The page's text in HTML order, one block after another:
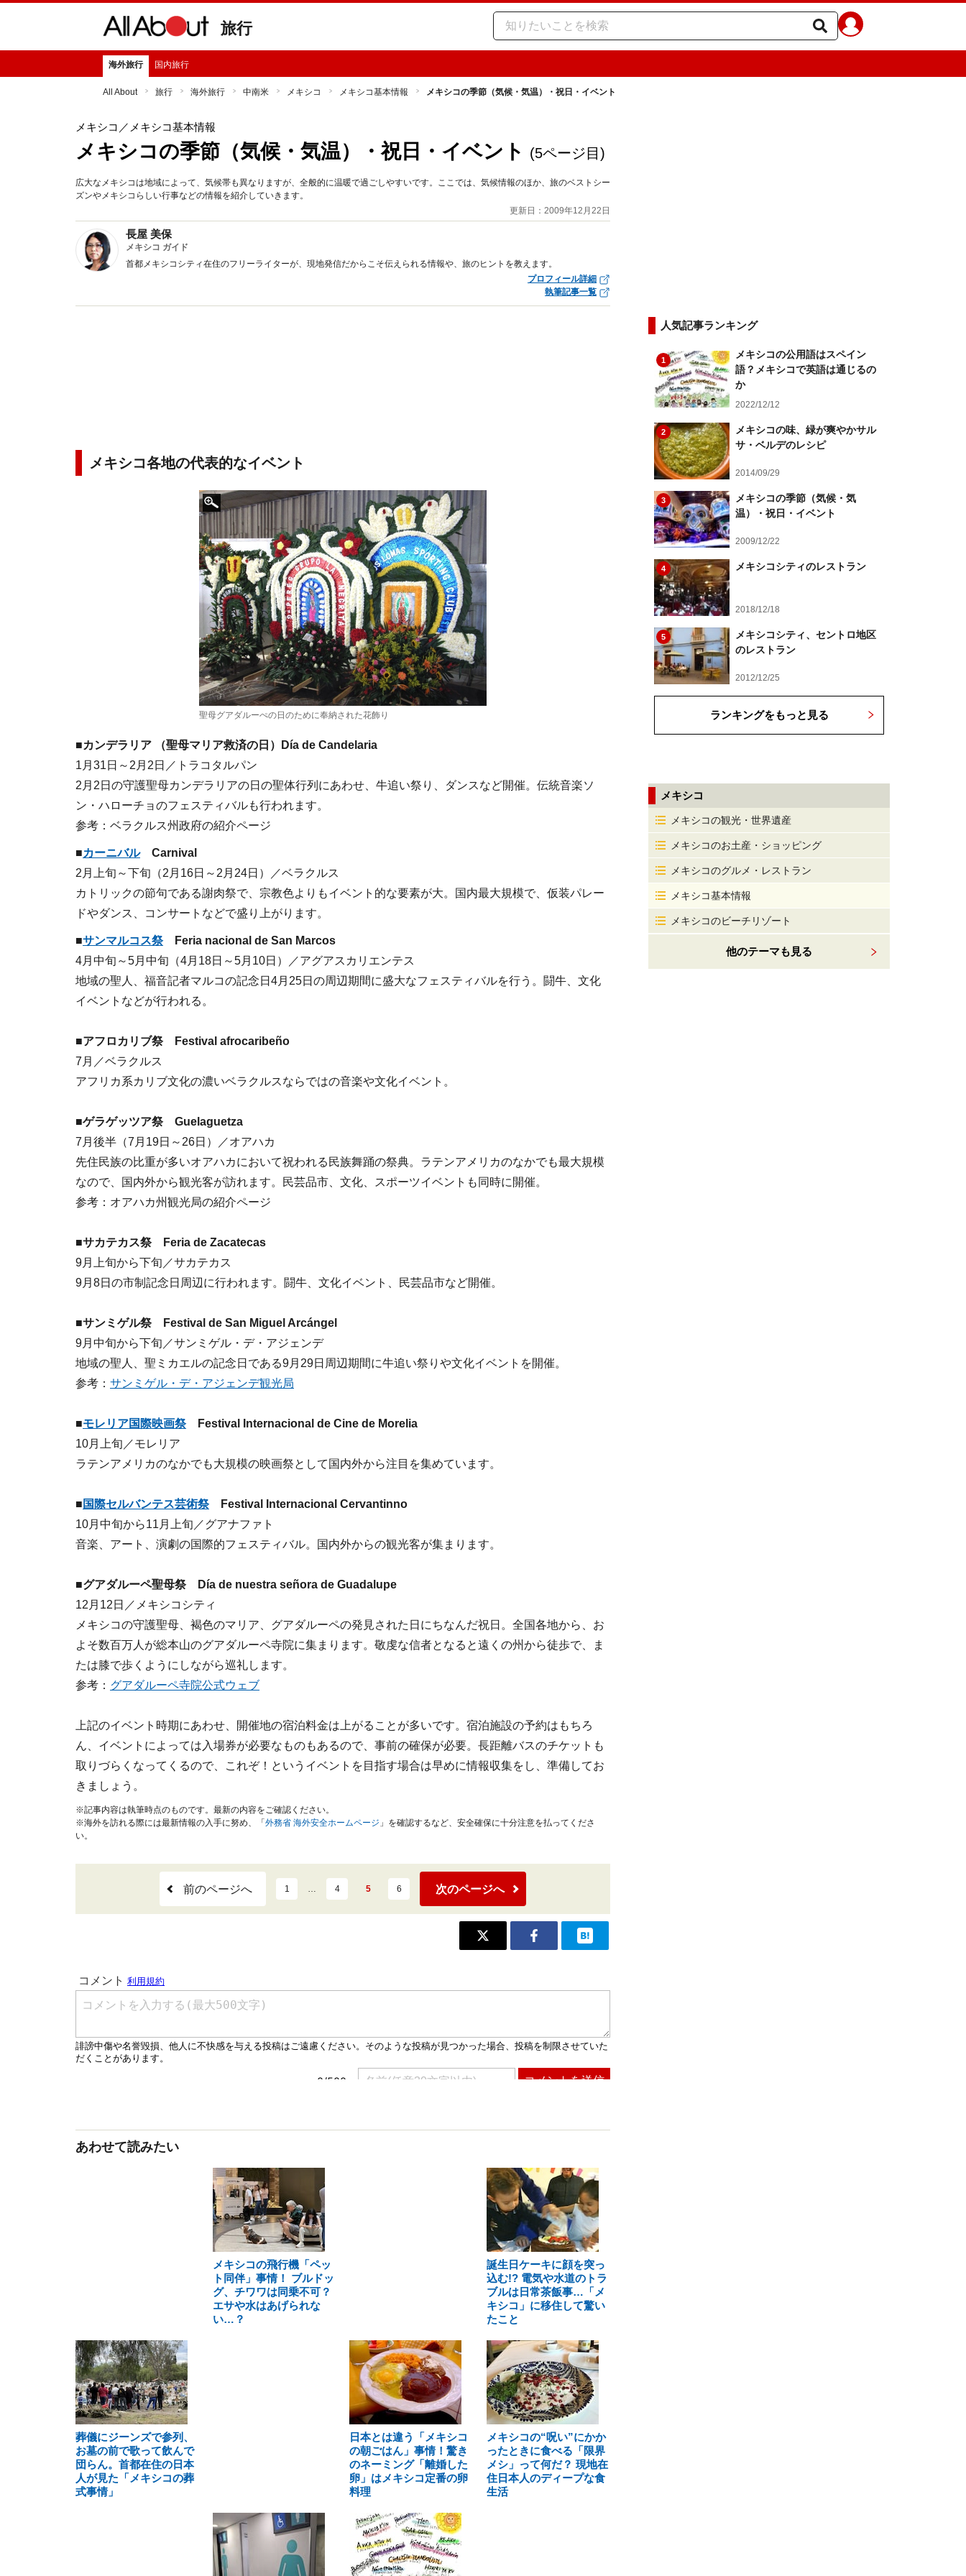
旅行
海外旅行 国内旅行
All About 旅行 海外旅行 中南米 メキシコ メキシコ基本情報 メキシコの季節（気候・気温）・祝日・イベント
メキシコ ／メキシコ基本情報
メキシコの季節（気候・気温）・祝日・イベント (5ページ目)
広大なメキシコは地域によって、気候帯も異なりますが、全般的に温暖で過ごしやすいです。ここでは、気候情報のほか、旅のベストシー
ズンやメキシコらしい行事などの情報を紹介していきます。
更新日：2009年12月22日
長屋 美保
メキシコ ガイド
首都メキシコシティ在住のフリーライターが、現地発信だからこそ伝えられる情報や、旅のヒントを教えます。
プロフィール詳細
執筆記事一覧
メキシコ各地の代表的なイベント
聖母グアダルーぺの日のために奉納された花飾り
■カンデラリア （聖母マリア救済の日 ）
Día de Candelaria
1月31日～2月2日／トラコタルパン
2月2日の守護聖母カンデラリアの日の聖体行列にあわせ、牛追い祭り、ダンスなど開催。伝統音楽ソ
ン・ハローチョのフェスティバルも行われます。
参考：ベラクルス州政府の紹介ページ
■カーニバルCarnival
2月上旬～下旬（2月16日～2月24日）／ベラクルス
カトリックの節句である謝肉祭で、宗教色よりもイベント的な要素が大。国内最大規模で、仮装パレー
ドやダンス、コンサートなどで盛り上がります。
■サンマルコス祭Feria nacional de San Marcos
4月中旬～5月中旬（4月18日～5月10日）／アグアスカリエンテス
地域の聖人、福音記者マルコの記念日4月25日の周辺期間に盛大なフェスティバルを行う。闘牛、文化
イベントなどが行われる。
■アフロカリブ祭 Festival afrocaribeño
7月／ベラクルス
アフリカ系カリブ文化の濃いベラクルスならではの音楽や文化イベント。
■ゲラゲッツア祭 Guelaguetza
7月後半（7月19日～26日）／オアハカ
先住民族の比重が多いオアハカにおいて祝われる民族舞踊の祭典。ラテンアメリカのなかでも最大規模
なので、国内外から観光客が訪れます。民芸品市、文化、スポーツイベントも同時に開催。
参考：オアハカ州観光局の紹介ページ
■サカテカス祭 Feria de Zacatecas
9月上旬から下旬／サカテカス
9月8日の市制記念日周辺に行われます。闘牛、文化イベント、民芸品市など開催。
■サンミゲル祭 Festival de San Miguel Arcángel
9月中旬から下旬／サンミゲル・デ・アジェンデ
地域の聖人、聖ミカエルの記念日である9月29日周辺期間に牛追い祭りや文化イベントを開催。
参考： サンミゲル・デ・アジェンデ観光局
■モレリア国際映画祭Festival Internacional de Cine de Morelia
10月上旬／モレリア
ラテンアメリカのなかでも大規模の映画祭として国内外から注目を集めています。
■ 国際セルバンテス芸術祭Festival Internacional Cervantinno
10月中旬から11月上旬／グアナファト
音楽、アート、演劇の国際的フェスティバル。国内外からの観光客が集まります。
■グアダルーペ聖母祭 Día de nuestra señora de Guadalupe
12月12日／メキシコシティ
メキシコの守護聖母、褐色のマリア、グアダルーペの発見された日にちなんだ祝日。全国各地から、お
よそ数百万人が総本山のグアダルーペ寺院に集まります。敬虔な信者となると遠くの州から徒歩で、ま
たは膝で歩くようにしながら巡礼します。
参考： グアダルーペ寺院公式ウェブ
上記のイベント時期にあわせ、開催地の宿泊料金は上がることが多いです。宿泊施設の予約はもちろ
ん、イベントによっては入場券が必要なものもあるので、事前の確保が必要。長距離バスのチケットも
取りづらくなってくるので、これぞ！というイベントを目指す場合は早めに情報収集をし、準備してお
きましょう。
※記事内容は執筆時点のものです。最新の内容をご確認ください。
※海外を訪れる際には最新情報の入手に努め、「 外務省 海外安全ホームページ 」を確認するなど、安全確保に十分注意を払ってくださ
い。
前のページへ 1 … 4 5 6 次のページへ
あわせて読みたい
メキシコの飛行機「ペッ
ト同伴」事情！ ブルドッ
グ、チワワは同乗不可？
エサや水はあげられな
い…？
誕生日ケーキに顔を突っ
込む!? 電気や水道のトラ
ブルは日常茶飯事…「メ
キシコ」に移住して驚い
たこと
葬儀にジーンズで参列、
お墓の前で歌って飲んで
団らん。首都在住の日本
人が見た「メキシコの葬
式事情」
日本とは違う「メキシコ
の朝ごはん」事情！驚き
のネーミング「離婚した
卵」はメキシコ定番の卵
料理
メキシコの“呪い”にかか
ったときに食べる「限界
メシ」って何だ？ 現地在
住日本人のディープな食
生活
人気記事ランキング
1
メキシコの公用語はスペイン
語？メキシコで英語は通じるの
か
2022/12/12
2
メキシコの味、緑が爽やかサル
サ・ベルデのレシピ
2014/09/29
3
メキシコの季節（気候・気
温）・祝日・イベント
2009/12/22
4 メキシコシティのレストラン
2018/12/18
5
メキシコシティ、セントロ地区
のレストラン
2012/12/25
ランキングをもっと見る
メキシコ
メキシコの観光・世界遺産
メキシコのお土産・ショッピング
メキシコのグルメ・レストラン
メキシコ基本情報
メキシコのビーチリゾート
他のテーマも見る